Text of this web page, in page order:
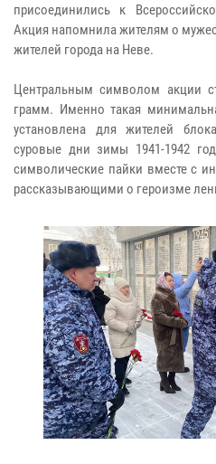
присоединились к
Акция напомнила жителям о
жителей города на Неве.
Центральным символом акции
грамм. Именно такая
установлена для жителей
суровые дни зимы 1941-1942
символические пайки вместе с
рассказывающими о героизме